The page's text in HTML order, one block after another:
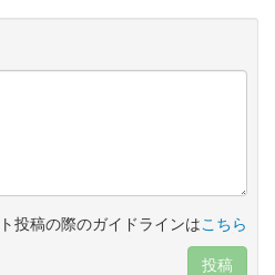
投稿の際のガイドラインはこちら
投稿